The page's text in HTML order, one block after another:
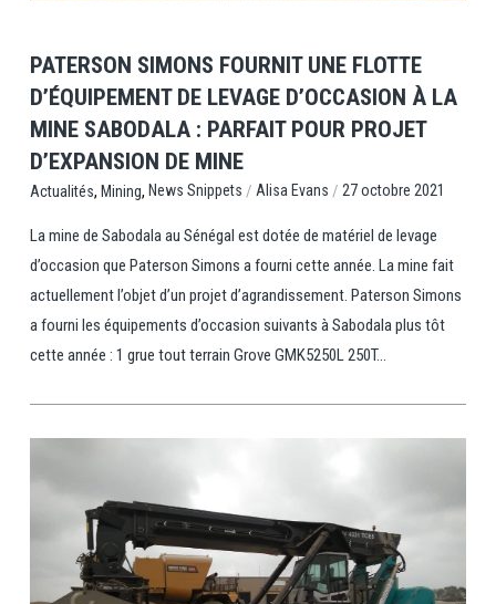
PATERSON SIMONS FOURNIT UNE FLOTTE
D’ÉQUIPEMENT DE LEVAGE D’OCCASION À LA
MINE SABODALA : PARFAIT POUR PROJET
D’EXPANSION DE MINE
Actualités, Mining, News Snippets / Alisa Evans / 27 octobre 2021
La mine de Sabodala au Sénégal est dotée de matériel de levage
d’occasion que Paterson Simons a fourni cette année. La mine fait
actuellement l’objet d’un projet d’agrandissement. Paterson Simons
a fourni les équipements d’occasion suivants à Sabodala plus tôt
cette année : 1 grue tout terrain Grove GMK5250L 250T...